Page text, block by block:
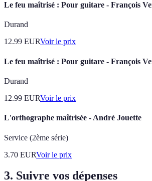
Le feu maîtrisé : Pour guitare - François
Durand
12.99 EURVoir le prix
Le feu maîtrisé : Pour guitare - François
Durand
12.99 EURVoir le prix
L'orthographe maîtrisée - André Jouette
Service (2ème série)
3.70 EURVoir le prix
3. Suivre vos dépenses